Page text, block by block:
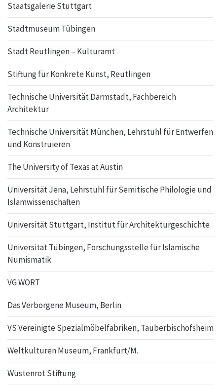
Staatsgalerie Stuttgart
Stadtmuseum Tübingen
Stadt Reutlingen – Kulturamt
Stiftung für Konkrete Kunst, Reutlingen
Technische Universität Darmstadt, Fachbereich
Architektur
Technische Universität München, Lehrstuhl für Entwerfen
und Konstruieren
The University of Texas at Austin
Universität Jena, Lehrstuhl für Semitische Philologie und
Islamwissenschaften
Universität Stuttgart, Institut für Architekturgeschichte
Universität Tübingen, Forschungsstelle für Islamische
Numismatik
VG WORT
Das Verborgene Museum, Berlin
VS Vereinigte Spezialmöbelfabriken, Tauberbischofsheim
Weltkulturen Museum, Frankfurt/M.
Wüstenrot Stiftung